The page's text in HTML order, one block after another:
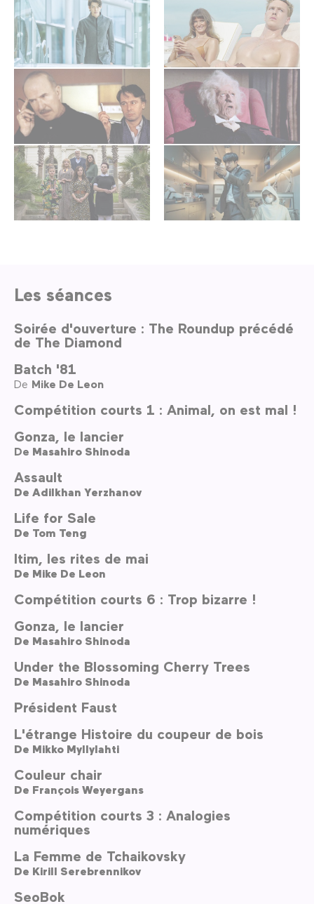
Les séances
Soirée d'ouverture : The Roundup précédé
de The Diamond
Batch '81
De Mike De Leon
Compétition courts 1 : Animal, on est mal !
Gonza, le lancier
De Masahiro Shinoda
Assault
De Adilkhan Yerzhanov
Life for Sale
De Tom Teng
Itim, les rites de mai
De Mike De Leon
Compétition courts 6 : Trop bizarre !
Gonza, le lancier
De Masahiro Shinoda
Under the Blossoming Cherry Trees
De Masahiro Shinoda
Président Faust
L'étrange Histoire du coupeur de bois
De Mikko Myllylahti
Couleur chair
De François Weyergans
Compétition courts 3 : Analogies
numériques
La Femme de Tchaikovsky
De Kirill Serebrennikov
SeoBok